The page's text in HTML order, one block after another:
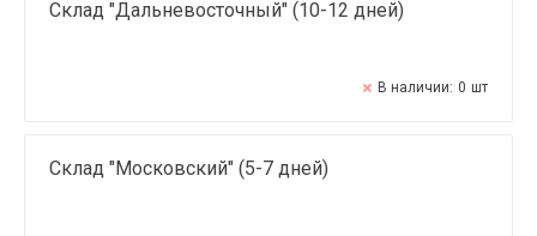
Склад "Дальневосточный" (10-12 дней)
В наличии: 0 шт
Склад "Московский" (5-7 дней)